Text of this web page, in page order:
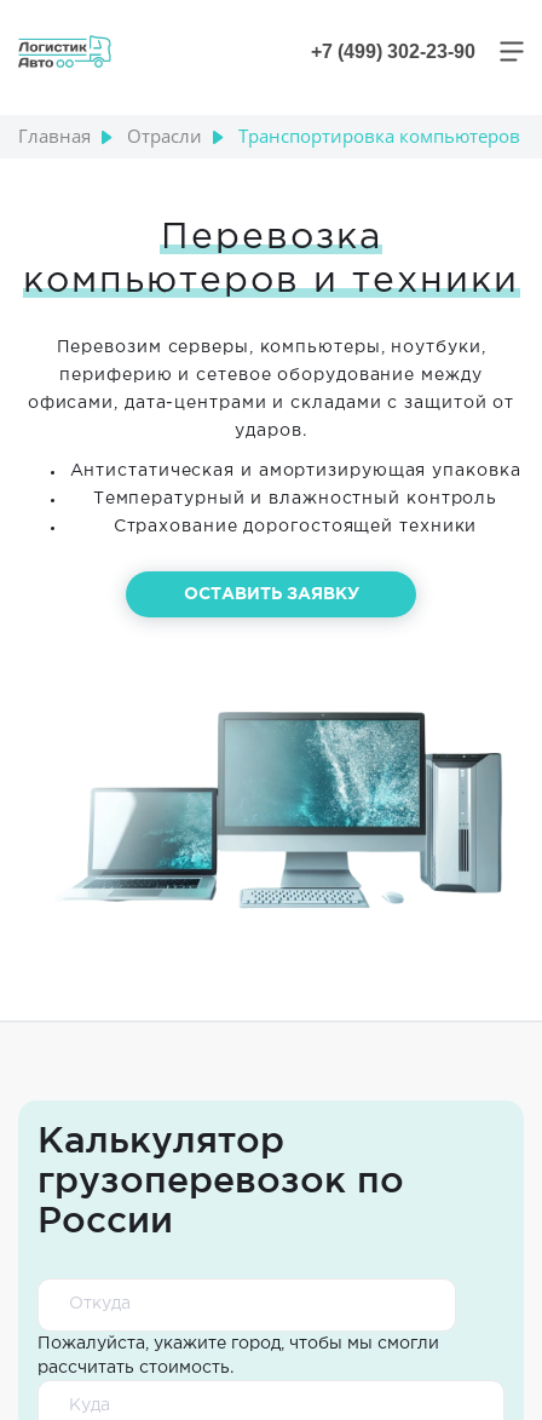
+7 (499) 302-23-90
Главная Отрасли Транспортировка компьютеров
Перевозка
компьютеров и техники
Перевозим серверы, компьютеры, ноутбуки,
периферию и сетевое оборудование между
офисами, дата-центрами и складами с защитой от
ударов.
Антистатическая и амортизирующая упаковка
Температурный и влажностный контроль
Страхование дорогостоящей техники
ОСТАВИТЬ ЗАЯВКУ
Калькулятор
грузоперевозок по
России
Пожалуйста, укажите город, чтобы мы смогли
рассчитать стоимость.